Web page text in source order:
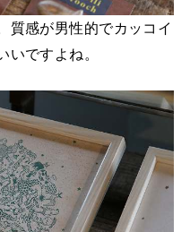
質感が男性的でカッコイ
いですよね。